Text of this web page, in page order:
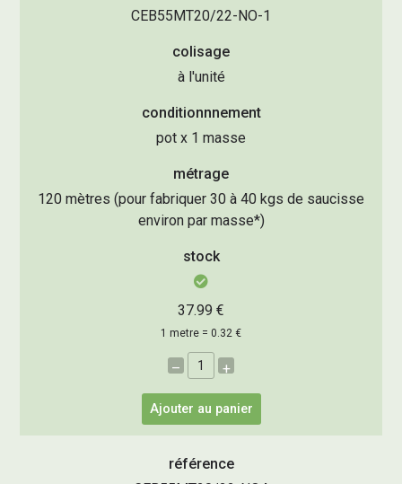
CEB55MT20/22-NO-1
colisage
à l'unité
conditionnnement
pot x 1 masse
métrage
120 mètres (pour fabriquer 30 à 40 kgs de saucisse
environ par masse*)
stock
37.99 €
1 metre = 0.32 €
– +
Ajouter au panier
référence